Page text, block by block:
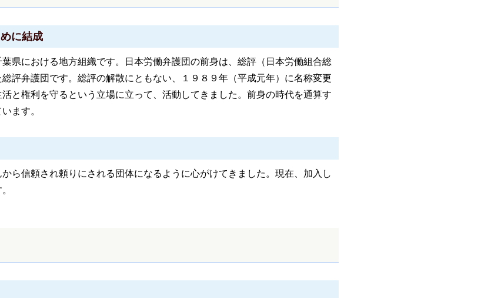
に結成
県における地方組織です。日本労働弁護団の前身は、総評（日本労働組合総
評弁護団です。総評の解散にともない、１９８９年（平成元年）に名称変更
と権利を守るという立場に立って、活動してきました。前身の時代を通算す
ます。
ら信頼され頼りにされる団体になるように心がけてきました。現在、加入し